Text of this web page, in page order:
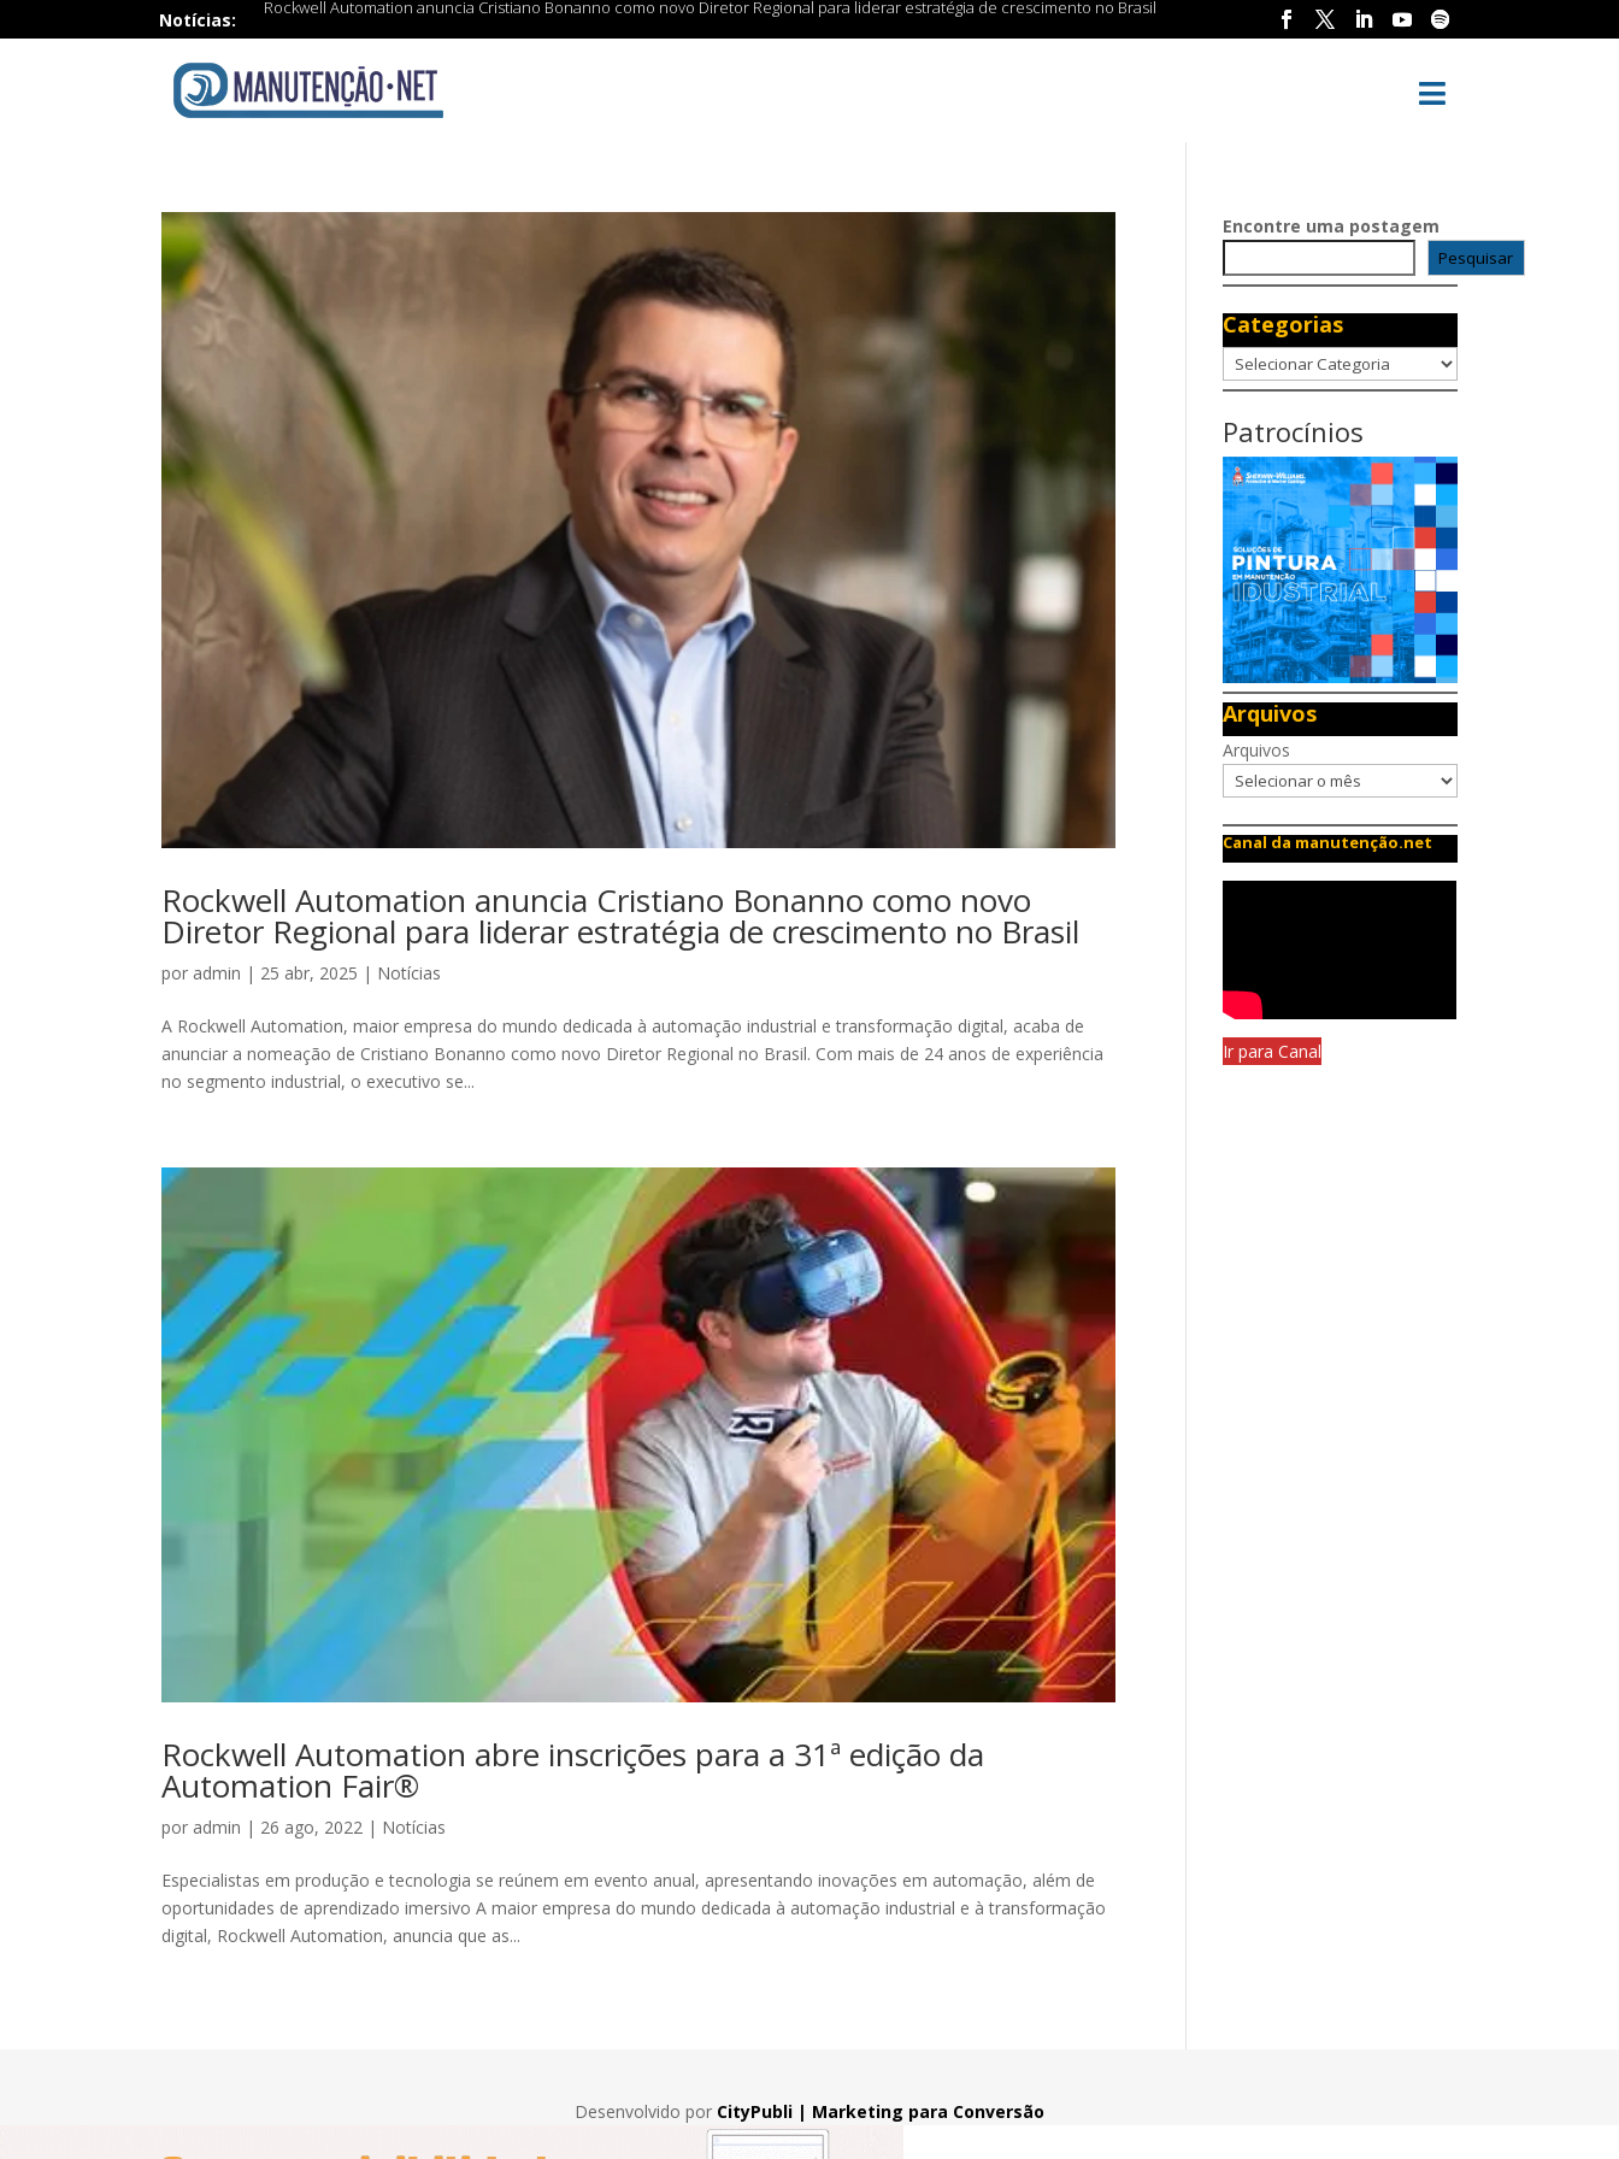
Notícias:
Rockwell Automation anuncia Cristiano Bonanno como novo Diretor Regional para liderar estratégia de crescimento no Brasil

Rockwell Automation anuncia Cristiano Bonanno como novo
Diretor Regional para liderar estratégia de crescimento no Brasil
por admin | 25 abr, 2025 | Notícias
A Rockwell Automation, maior empresa do mundo dedicada à automação industrial e transformação digital, acaba de
anunciar a nomeação de Cristiano Bonanno como novo Diretor Regional no Brasil. Com mais de 24 anos de experiência
no segmento industrial, o executivo se...
Rockwell Automation abre inscrições para a 31ª edição da
Automation Fair®
por admin | 26 ago, 2022 | Notícias
Especialistas em produção e tecnologia se reúnem em evento anual, apresentando inovações em automação, além de
oportunidades de aprendizado imersivo A maior empresa do mundo dedicada à automação industrial e à transformação
digital, Rockwell Automation, anuncia que as...
Encontre uma postagem
Pesquisar
Categorias
Categorias
Patrocínios
Arquivos
Arquivos
Canal da manutenção.net
Ir para Canal
Desenvolvido por CityPubli | Marketing para Conversão